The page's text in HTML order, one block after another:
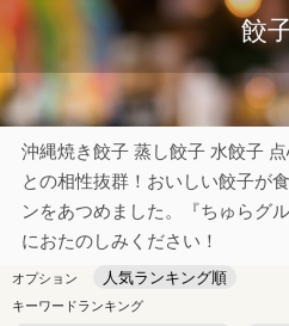
餃
沖縄焼き餃子 蒸し餃子 水餃子
との相性抜群！おいしい餃子が
ンをあつめました。『ちゅらグ
におたのしみください！
オプション 人気ランキング順
キーワードランキング